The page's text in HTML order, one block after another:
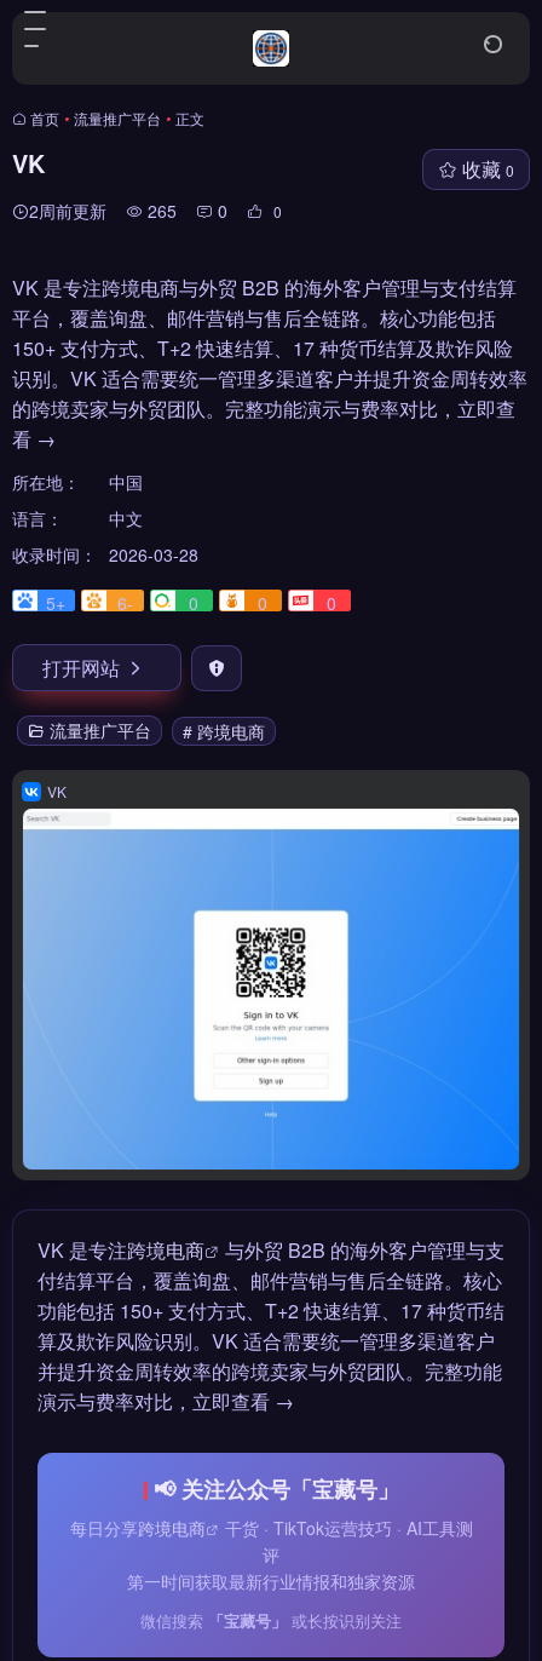
首页 • 流量推广平台 • 正文
VK
2周前更新 265 0 0
收藏 0
VK 是专注跨境电商与外贸 B2B 的海外客户管理与支付结算
平台，覆盖询盘、邮件营销与售后全链路。核心功能包括
150+ 支付方式、T+2 快速结算、17 种货币结算及欺诈风险
识别。VK 适合需要统一管理多渠道客户并提升资金周转效率
的跨境卖家与外贸团队。完整功能演示与费率对比，立即查
看 →
所在地：
中国
语言：
中文
收录时间：
2026-03-28
5+
6- 0 0 0
打开网站
流量推广平台 # 跨境电商
VK
VK 是专注跨境电商
与外贸 B2B 的海外客户管理与支
付结算平台，覆盖询盘、邮件营销与售后全链路。核心
功能包括 150+ 支付方式、T+2 快速结算、17 种货币结
算及欺诈风险识别。VK 适合需要统一管理多渠道客户
并提升资金周转效率的跨境卖家与外贸团队。完整功能
演示与费率对比，立即查看 →
📢 关注公众号「宝藏号」
每日分享跨境电商
干货 · TikTok运营技巧 · AI工具测
评
第一时间获取最新行业情报和独家资源
微信搜索 「宝藏号」 或长按识别关注